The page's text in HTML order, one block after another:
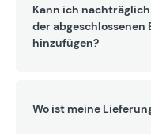
Kann ich
der abgeschlossenen
hinzufügen?
Wo ist meine